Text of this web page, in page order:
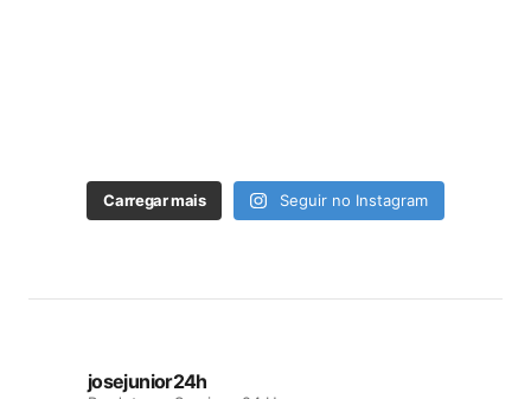
Carregar mais Seguir no Instagram
josejunior24h